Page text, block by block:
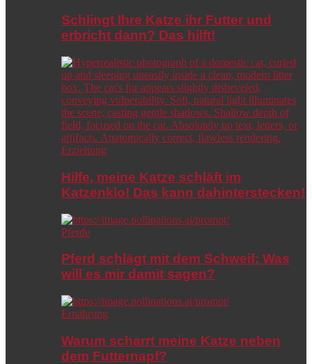
Schlingt Ihre Katze ihr Futter und
erbricht dann? Das hilft!
Erziehung
Hilfe, meine Katze schläft im
Katzenklo! Das kann dahinterstecken!
Pferde
Pferd schlägt mit dem Schweif: Was
will es mir damit sagen?
Ernährung
Warum scharrt meine Katze neben
dem Futternapf?